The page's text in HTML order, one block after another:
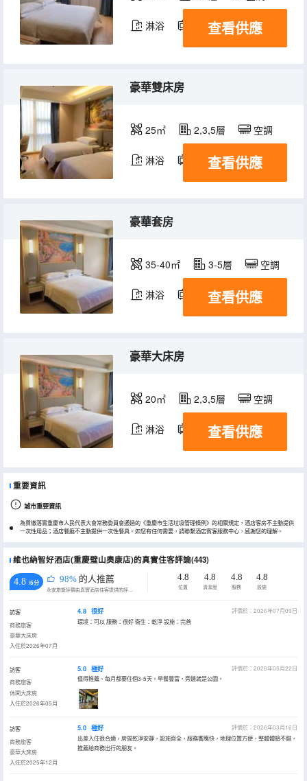
淋浴 電視機
查看供應
豪華雙床房
25㎡ 2,3,5層 空調
淋浴 電視機
查看供應
豪華套房
35-40㎡ 3-5層 空調
淋浴 電視機
查看供應
豪華大床房
20㎡ 2,3,5層 空調
淋浴 電視機
查看供應
重要資訊
城市重要資訊
為貫徹落實重慶市人民代表大會常務委員會通過的《重慶市生活垃圾管理條例》的相關規定，酒店客房不主動提供
一次性用品；酒店餐廳不主動提供一次性餐具。如您有任何需要，請聯繫酒店賓客服務中心，感謝您的理解。
維也納智好酒店(重慶璧山奧康店)的真實住客評論(443)
4.8 /5分 98% 的人推薦
永安旅遊評價由真實酒店住客提供的評價。
4.8
位置
4.8
清潔度
4.8
服務
4.8
設施
訪客
商務旅客
豪華大床房
入住於2026年07月
4.8 很好
評價於：2026年07月09日
環境：可以 服務：很好 衞生：乾淨 設施：完善
訪客
商務旅客
休閑大床房
入住於2026年05月
5.0 極好
評價於：2026年05月22日
值得推薦、每月都要住個3-5天。早餐豐富，旁邊就是公園。
訪客
商務旅客
豪華大床房
入住於2025年12月
5.0 極好
評價於：2026年03月16日
出差入住很合適，房間乾淨安靜，設施齊全，服務響應快，地理位置方便，整體體驗不錯，
推薦給商務出行的朋友。